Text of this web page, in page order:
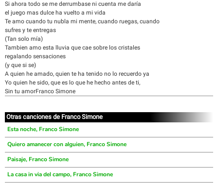
Si ahora todo se me derrumbase ni cuenta me daría
el juego mas dulce ha vuelto a mi vida
Te amo cuando tu nubla mi mente, cuando ruegas, cuando
sufres y te entregas
(Tan solo mía)
Tambien amo esta lluvia que cae sobre los cristales
regalando sensaciones
(y que si se)
A quien he amado, quien te ha tenido no lo recuerdo ya
Yo quien he sido, que es lo que he hecho antes de ti,
Sin tu amorFranco Simone
Otras canciones de Franco Simone
Esta noche, Franco Simone
Quiero amanecer con alguien, Franco Simone
Paisaje, Franco Simone
La casa in via del campo, Franco Simone